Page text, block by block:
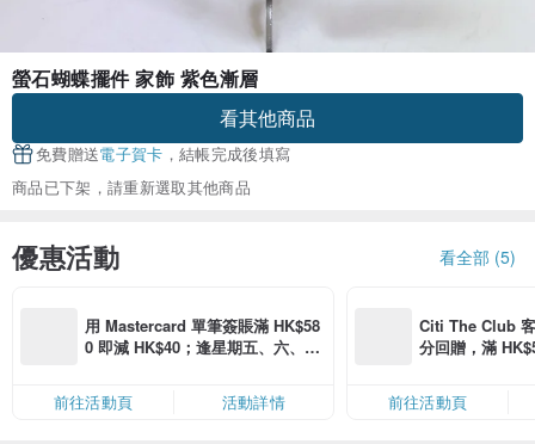
螢石蝴蝶擺件 家飾 紫色漸層
看其他商品
免費贈送電子賀卡 ，結帳完成後填寫
商品已下架，請重新選取其他商品
優惠活動 看全部 (5)
用 Mastercard 單筆簽賬滿 HK$58
0 即減 HK$40；逢星期五、六、日
限，額滿即止，僅限「常用信用
卡」結帳）
前往活動頁 活動詳情
Citi The Club
分回贈，滿
前往活動頁